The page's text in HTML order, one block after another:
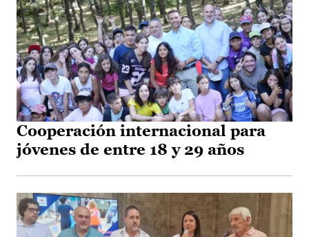
Cooperación internacional para
jóvenes de entre 18 y 29 años